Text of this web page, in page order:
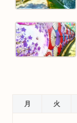
月 火